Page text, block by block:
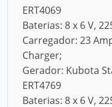
ERT4069
Baterias: 8 x 6 V,
Carregador: 23
Charger;
Gerador: Kubota
ERT4769
Baterias: 8 x 6 V,